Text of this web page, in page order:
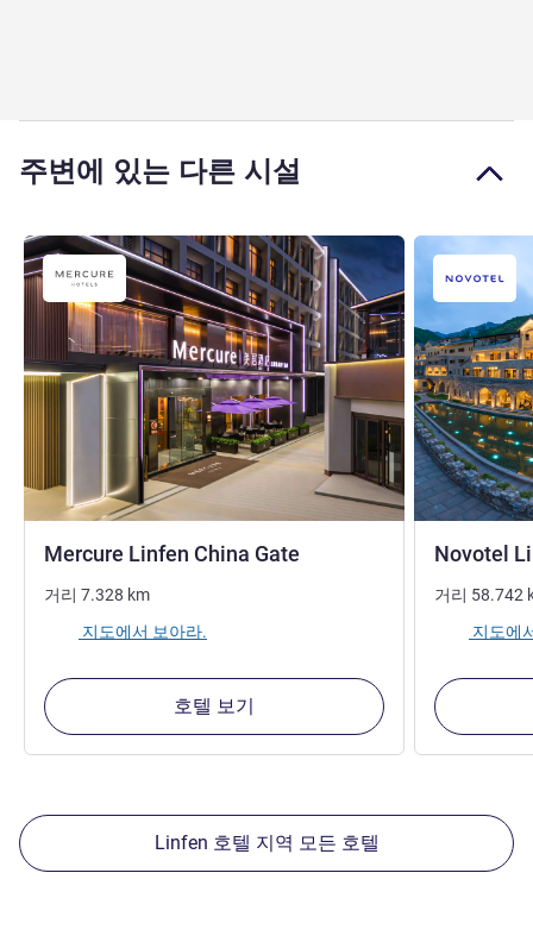
주변에 있는 다른 시설
Mercure Linfen China Gate
거리 7.328 km
지도에서 보아라.
호텔 보기
Novotel
거리 58.742
지도에
Linfen 호텔 지역 모든 호텔